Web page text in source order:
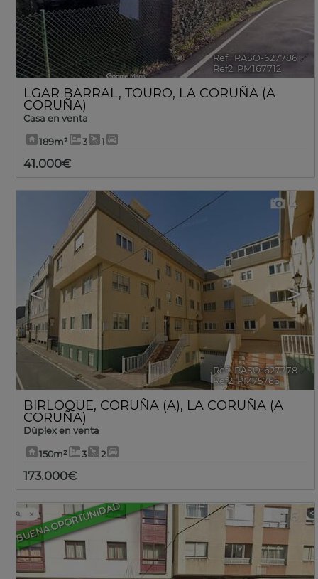
Ref.. RASO-627786 🔗
Ref2. PM167712
LGAR BARRAL , TOURO, LA CORUÑA (A
CORUÑA)
Casa en venta
189m² 3 1
41.000€
< >
4
Ref.. RASO-627778 🔗
Ref2. PM75766
BIRLOQUE, CORUÑA (A), LA CORUÑA (A
CORUÑA)
Dúplex en venta
150m² 3 2
173.000€
BUENA OPORTUNIDAD 6